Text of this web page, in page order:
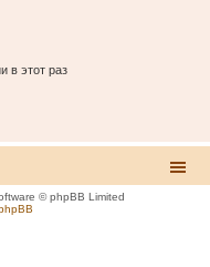
в этот раз
© phpBB Limited